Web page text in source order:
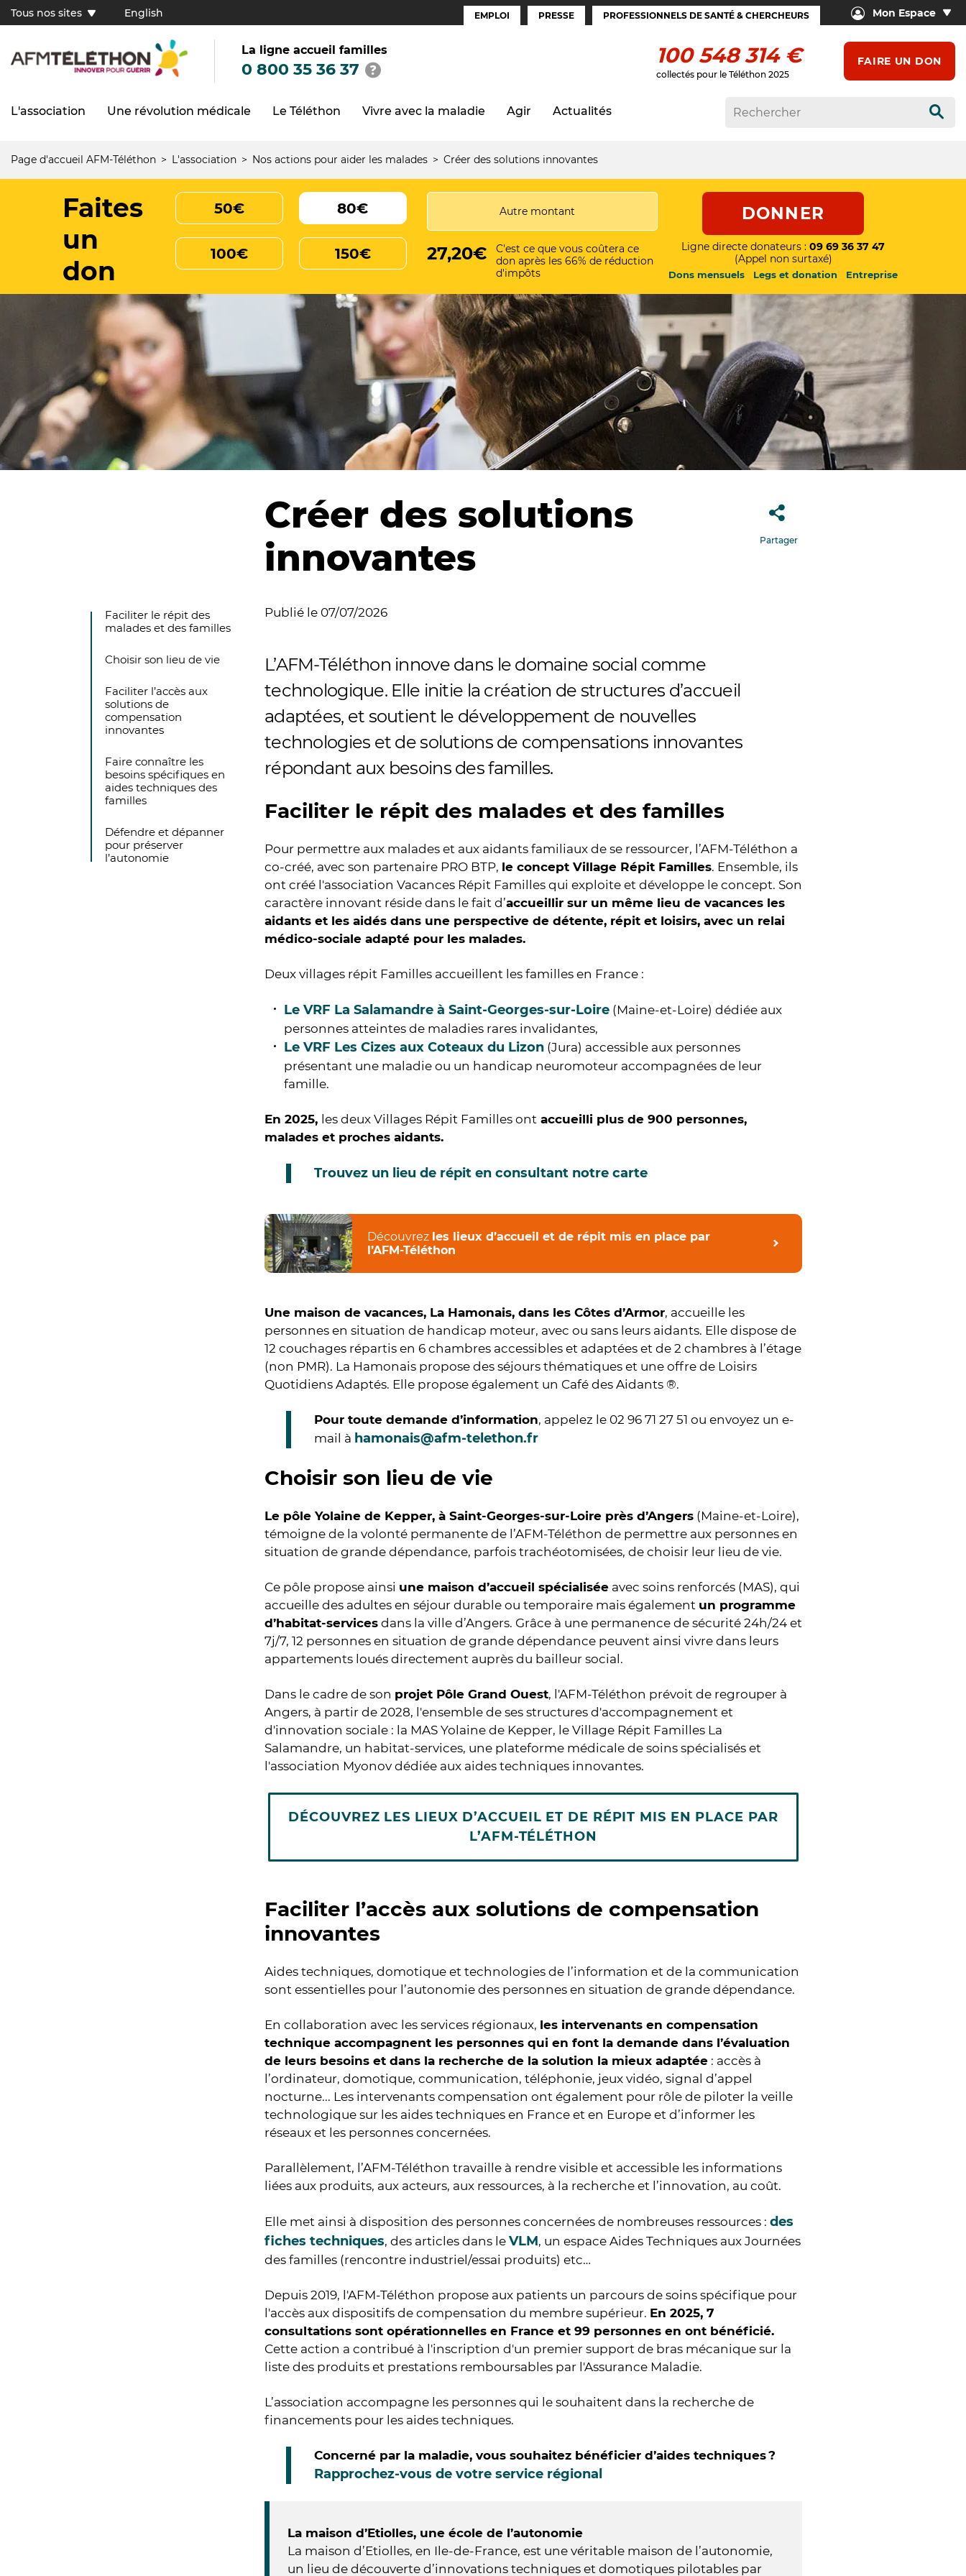
contenu
Tous
sites
(FR)
Tous nos sites English
Espaces
EMPLOI PRESSE PROFESSIONNELS DE SANTÉ & CHERCHEURS Mon Espace
La ligne accueil familles
0 800 35 36 37
100 548 314 €
collectés pour le Téléthon 2025
FAIRE UN DON
Navigation
L'association Une révolution médicale Le Téléthon Vivre avec la maladie Agir Actualités
Fil
d'Ariane
Page d'accueil AFM-Téléthon L'association Nos actions pour aider les malades Créer des solutions innovantes
Faites
un
don
50€ 80€
100€ 150€ 27,20€
C'est ce que vous coûtera ce
don après les 66% de réduction
d'impôts
DONNER
Ligne directe donateurs : 09 69 36 37 47
(Appel non surtaxé)
Dons mensuels Legs et donation Entreprise
Faciliter le répit des
malades et des familles
Choisir son lieu de vie
Faciliter l’accès aux
solutions de
compensation
innovantes
Faire connaître les
besoins spécifiques en
aides techniques des
familles
Défendre et dépanner
pour préserver
l’autonomie
Créer des solutions
innovantes
Partager
Publié le 07/07/2026
L’AFM-Téléthon innove dans le domaine social comme
technologique. Elle initie la création de structures d’accueil
adaptées, et soutient le développement de nouvelles
technologies et de solutions de compensations innovantes
répondant aux besoins des familles.
Faciliter le répit des malades et des familles
Pour permettre aux malades et aux aidants familiaux de se ressourcer, l’AFM-Téléthon a
co-créé, avec son partenaire PRO BTP, le concept Village Répit Familles. Ensemble, ils
ont créé l'association Vacances Répit Familles qui exploite et développe le concept. Son
caractère innovant réside dans le fait d’accueillir sur un même lieu de vacances les
aidants et les aidés dans une perspective de détente, répit et loisirs, avec un relai
médico-sociale adapté pour les malades.
Deux villages répit Familles accueillent les familles en France :
Le VRF La Salamandre à Saint-Georges-sur-Loire (Maine-et-Loire) dédiée aux
personnes atteintes de maladies rares invalidantes,
Le VRF Les Cizes aux Coteaux du Lizon (Jura) accessible aux personnes
présentant une maladie ou un handicap neuromoteur accompagnées de leur
famille.
En 2025, les deux Villages Répit Familles ont accueilli plus de 900 personnes,
malades et proches aidants.
Trouvez un lieu de répit en consultant notre carte
Découvrez les lieux d’accueil et de répit mis en place par
l’AFM-Téléthon
Une maison de vacances, La Hamonais, dans les Côtes d’Armor, accueille les
personnes en situation de handicap moteur, avec ou sans leurs aidants. Elle dispose de
12 couchages répartis en 6 chambres accessibles et adaptées et de 2 chambres à l’étage
(non PMR). La Hamonais propose des séjours thématiques et une offre de Loisirs
Quotidiens Adaptés. Elle propose également un Café des Aidants ®.
Pour toute demande d’information, appelez le 02 96 71 27 51 ou envoyez un e-
mail à hamonais@afm-telethon.fr
Choisir son lieu de vie
Le pôle Yolaine de Kepper, à Saint-Georges-sur-Loire près d’Angers (Maine-et-Loire),
témoigne de la volonté permanente de l’AFM-Téléthon de permettre aux personnes en
situation de grande dépendance, parfois trachéotomisées, de choisir leur lieu de vie.
Ce pôle propose ainsi une maison d’accueil spécialisée avec soins renforcés (MAS), qui
accueille des adultes en séjour durable ou temporaire mais également un programme
d’habitat-services dans la ville d’Angers. Grâce à une permanence de sécurité 24h/24 et
7j/7, 12 personnes en situation de grande dépendance peuvent ainsi vivre dans leurs
appartements loués directement auprès du bailleur social.
Dans le cadre de son projet Pôle Grand Ouest, l'AFM-Téléthon prévoit de regrouper à
Angers, à partir de 2028, l'ensemble de ses structures d'accompagnement et
d'innovation sociale : la MAS Yolaine de Kepper, le Village Répit Familles La
Salamandre, un habitat-services, une plateforme médicale de soins spécialisés et
l'association Myonov dédiée aux aides techniques innovantes.
DÉCOUVREZ LES LIEUX D’ACCUEIL ET DE RÉPIT MIS EN PLACE PAR
L’AFM-TÉLÉTHON
Faciliter l’accès aux solutions de compensation
innovantes
Aides techniques, domotique et technologies de l’information et de la communication
sont essentielles pour l’autonomie des personnes en situation de grande dépendance.
En collaboration avec les services régionaux, les intervenants en compensation
technique accompagnent les personnes qui en font la demande dans l’évaluation
de leurs besoins et dans la recherche de la solution la mieux adaptée : accès à
l’ordinateur, domotique, communication, téléphonie, jeux vidéo, signal d’appel
nocturne... Les intervenants compensation ont également pour rôle de piloter la veille
technologique sur les aides techniques en France et en Europe et d’informer les
réseaux et les personnes concernées.
Parallèlement, l’AFM-Téléthon travaille à rendre visible et accessible les informations
liées aux produits, aux acteurs, aux ressources, à la recherche et l’innovation, au coût.
Elle met ainsi à disposition des personnes concernées de nombreuses ressources : des
fiches techniques, des articles dans le VLM, un espace Aides Techniques aux Journées
des familles (rencontre industriel/essai produits) etc…
Depuis 2019, l'AFM-Téléthon propose aux patients un parcours de soins spécifique pour
l'accès aux dispositifs de compensation du membre supérieur. En 2025, 7
consultations sont opérationnelles en France et 99 personnes en ont bénéficié.
Cette action a contribué à l'inscription d'un premier support de bras mécanique sur la
liste des produits et prestations remboursables par l'Assurance Maladie.
L’association accompagne les personnes qui le souhaitent dans la recherche de
financements pour les aides techniques.
Concerné par la maladie, vous souhaitez bénéficier d’aides techniques ?
Rapprochez-vous de votre service régional
La maison d’Etiolles, une école de l’autonomie
La maison d’Etiolles, en Ile-de-France, est une véritable maison de l’autonomie,
un lieu de découverte d’innovations techniques et domotiques pilotables par